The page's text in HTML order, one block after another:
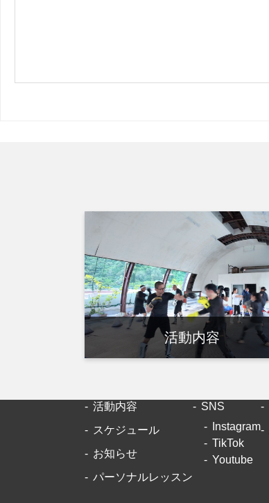
活動内容
活動内容
スケジュール
お知らせ
パーソナルレッスン
SNS
Instagram
TikTok
Youtube